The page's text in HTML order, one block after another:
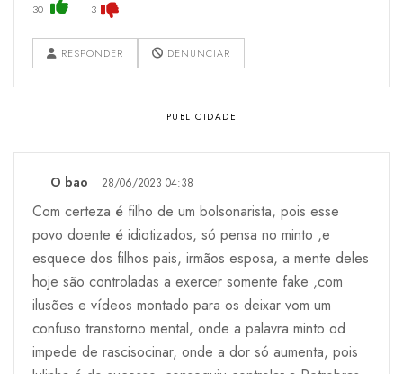
30 3
RESPONDER DENUNCIAR
O bao 28/06/2023 04:38
Com certeza é filho de um bolsonarista, pois esse
povo doente é idiotizados, só pensa no minto ,e
esquece dos filhos pais, irmãos esposa, a mente deles
hoje são controladas a exercer somente fake ,com
ilusões e vídeos montado para os deixar vom um
confuso transtorno mental, onde a palavra minto od
impede de rascisocinar, onde a dor só aumenta, pois